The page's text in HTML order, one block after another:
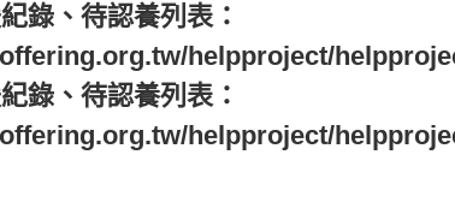
錄、待認養列表：
helpproject/
錄、待認養列表：
helpproject/